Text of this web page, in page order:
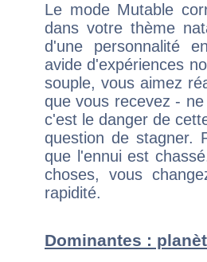
Le mode Mutable
dans votre thème
d'une personnalité
avide d'expériences
souple, vous aimez
que vous recevez -
c'est le danger de
question de stagner.
que l'ennui est
choses, vous
rapidité.
Dominantes :